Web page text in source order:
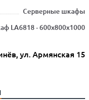
Серверные шкафы
LA6818 - 600x800x1000
ул. Армянская 15